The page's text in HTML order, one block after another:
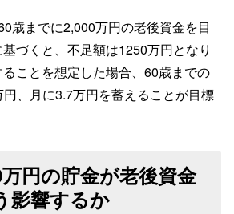
歳までに2,000万円の老後資金を目
づくと、不足額は1250万円となり
ことを想定した場合、60歳までの
、月に3.7万円を蓄えることが目標
円の貯金が老後資金
影響するか